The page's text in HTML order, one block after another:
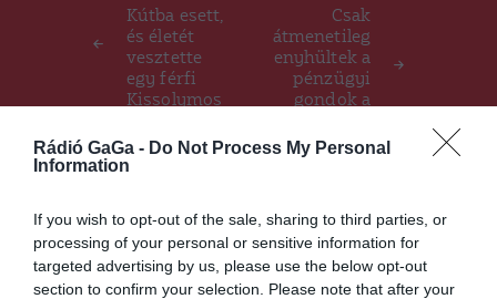
Rádió GaGa - Do Not Process My Personal
Information
If you wish to opt-out of the sale, sharing to third parties, or
processing of your personal or sensitive information for
targeted advertising by us, please use the below opt-out
section to confirm your selection. Please note that after your
Kútba esett,
és életét
vesztette
egy férfi
Kissolymos
Csak
átmenetileg
enyhültek a
pénzügyi
gondok a
ellátórendsz
Ez is érdekelheti